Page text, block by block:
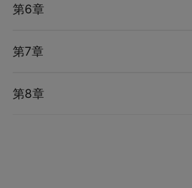
第6章
第7章
第8章